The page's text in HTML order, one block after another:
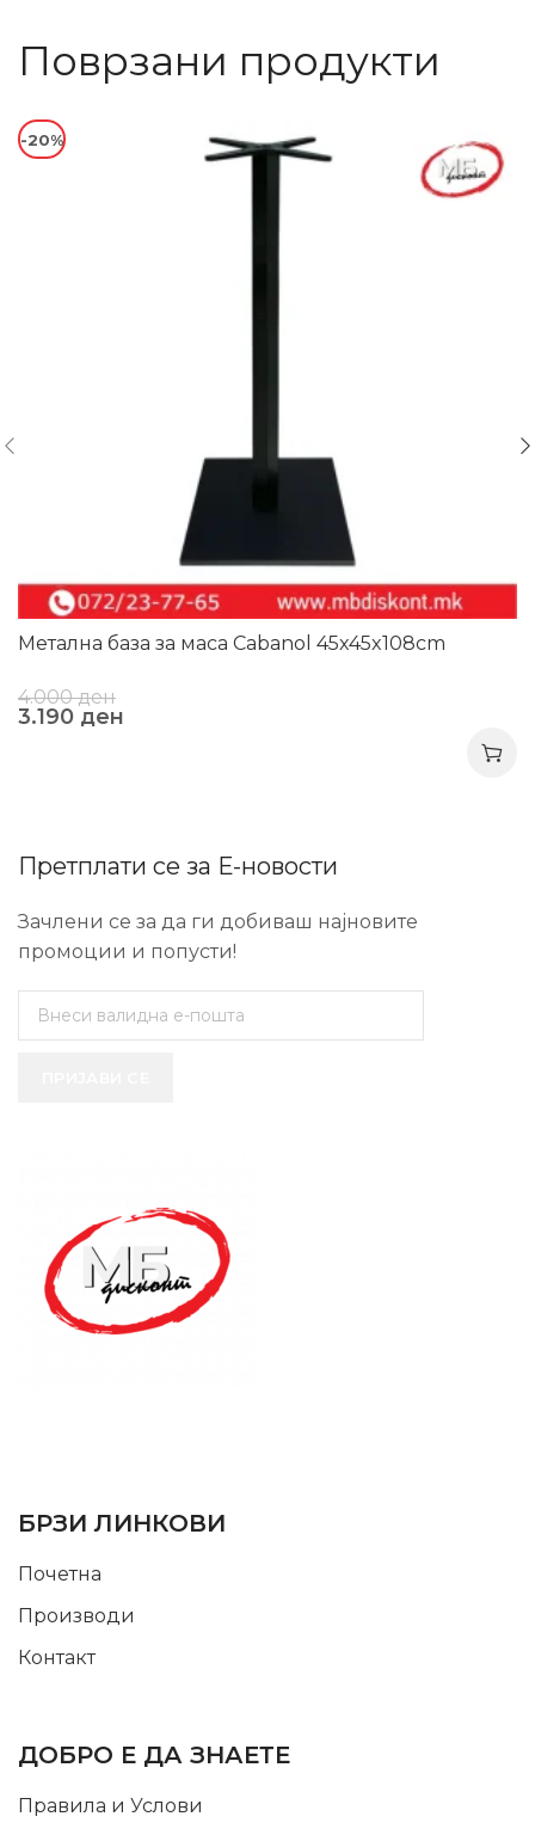
Поврзани продукти
-20%
Метална база за маса Cabanol 45x45x108cm
4.000ден
3.190 ден
Претплати се за Е-новости
Зачлени се за да ги добиваш најновите
промоции и попусти!
БРЗИ ЛИНКОВИ
Почетна
Производи
Контакт
ДОБРО Е ДА ЗНАЕТЕ
Правила и Услови